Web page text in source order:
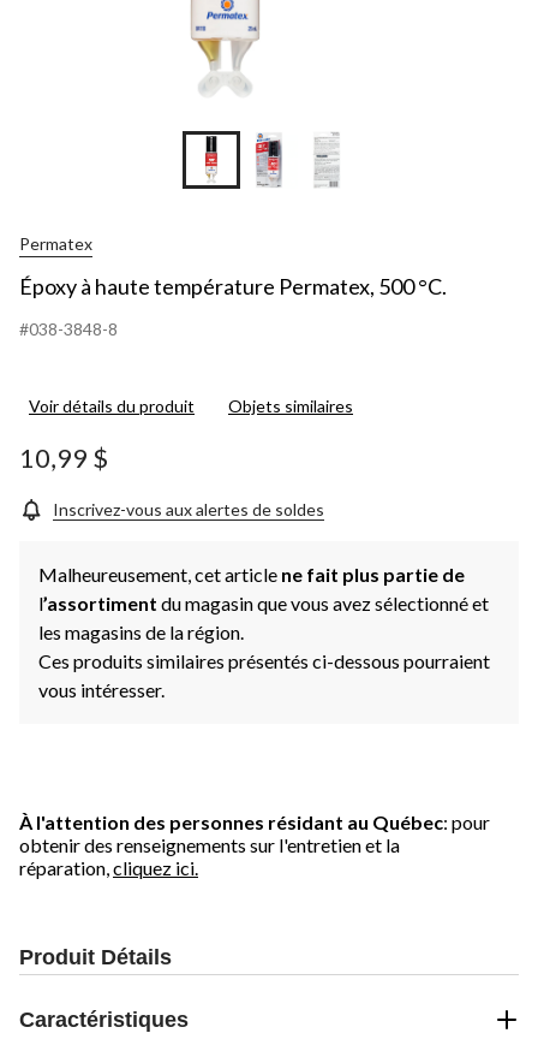
Permatex
Époxy à haute température Permatex, 500 °C.
#038-3848-8
Voir détails du produit Objets similaires
10,99 $
Inscrivez-vous aux alertes de soldes
Malheureusement, cet article ne fait plus partie de
l’assortiment du magasin que vous avez sélectionné et
les magasins de la région.
Ces produits similaires présentés ci-dessous pourraient
vous intéresser.
À l'attention des personnes résidant au Québec: pour
obtenir des renseignements sur l'entretien et la
réparation, cliquez ici.
Produit Détails
Caractéristiques